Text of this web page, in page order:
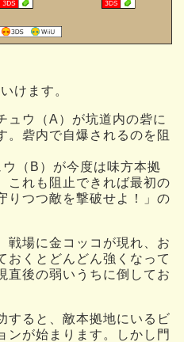
けます。
ュウ（A）が坑道内の砦に
。砦内で自爆されるのを阻
（B）が今度は味方本拠
これも阻止できれば最初の
りつつ敵を撃破せよ！」の
戦場に金コッコが現れ、お
おくとどんどん強くなって
直後の弱いうちに倒してお
すると、敵本拠地にいるビ
ンが始まります。しかし門